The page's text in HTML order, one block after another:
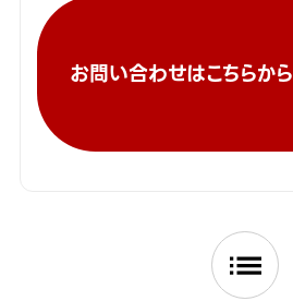
お問い合わせはこちらから